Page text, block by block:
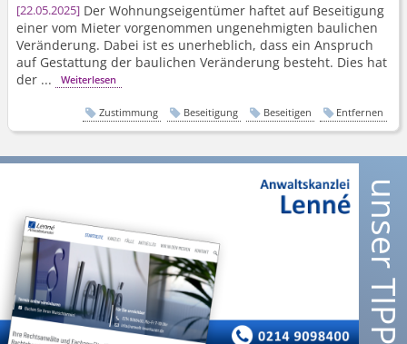
22.05.2025 Der Wohnungseigentümer haftet auf Beseitigung
einer vom Mieter vorgenommen ungenehmigten baulichen
Veränderung. Dabei ist es unerheblich, dass ein Anspruch
auf Gestattung der baulichen Veränderung besteht. Dies hat
der ...
Weiterlesen
Zustimmung Beseitigung Beseitigen Entfernen